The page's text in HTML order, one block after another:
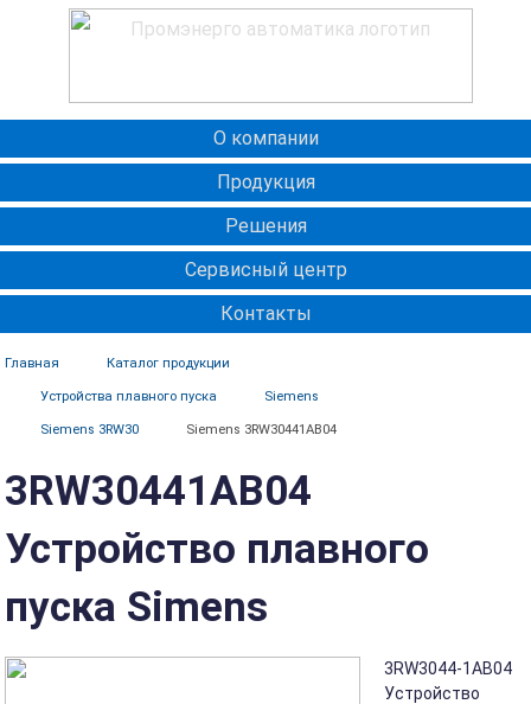
О компании
Продукция
Решения
Сервисный центр
Контакты
Главная Каталог продукции
Устройства плавного пуска Siemens
Siemens 3RW30 Siemens 3RW30441AB04
3RW30441AB04
Устройство плавного
пуска Simens
3RW3044-1AB04
Устройство